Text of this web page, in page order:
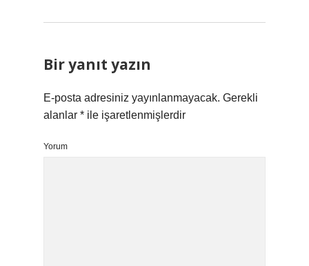
Bir yanıt yazın
E-posta adresiniz yayınlanmayacak. Gerekli
alanlar * ile işaretlenmişlerdir
Yorum